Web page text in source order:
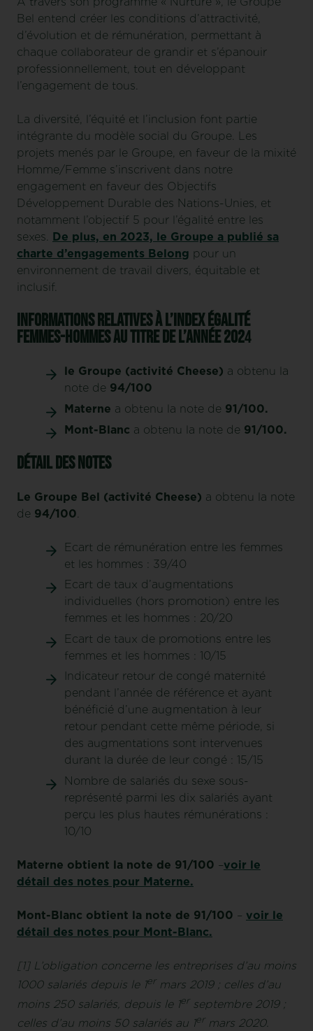
Bel entend créer les conditions d’attractivité,
d’évolution et de rémunération, permettant à
chaque collaborateur de grandir et s’épanouir
professionnellement, tout en développant
l’engagement de tous.
La diversité, l’équité et l’inclusion font partie
intégrante du modèle social du Groupe. Les
projets menés par le Groupe, en faveur de la mixité
Homme/Femme s’inscrivent dans notre
engagement en faveur des Objectifs
Développement Durable des Nations-Unies, et
notamment l’objectif 5 pour l’égalité entre les
sexes. De plus, en 2023, le Groupe a publié sa
charte d’engagements Belong pour un
environnement de travail divers, équitable et
inclusif.
Informations relatives à l’index égalité
Femmes-Hommes au titre de l’année 2024
le Groupe (activité Cheese) a obtenu la
note de 94/100
Materne a obtenu la note de 91/100.
Mont-Blanc a obtenu la note de 91/100.
Détail des notes
Le Groupe Bel (activité Cheese) a obtenu la note
de 94/100
Ecart de rémunération entre les femmes
et les hommes : 39/40
Ecart de taux d’augmentations
individuelles (hors promotion) entre les
femmes et les hommes : 20/20
Ecart de taux de promotions entre les
femmes et les hommes : 10/15
Indicateur retour de congé maternité
pendant l’année de référence et ayant
bénéficié d’une augmentation à leur
retour pendant cette même période, si
des augmentations sont intervenues
durant la durée de leur congé : 15/15
Nombre de salariés du sexe sous-
représenté parmi les dix salariés ayant
perçu les plus hautes rémunérations :
10/10
Materne obtient la note de 91/100 –voir le
détail des notes pour Materne.
Mont-Blanc obtient la note de 91/100 – voir le
détail des notes pour Mont-Blanc.
[1] L’obligation concerne les entreprises d’au moins
1000 salariés depuis le 1er mars 2019 ; celles d’au
moins 250 salariés, depuis le 1erseptembre 2019 ;
celles d’au moins 50 salariés au 1ermars 2020.